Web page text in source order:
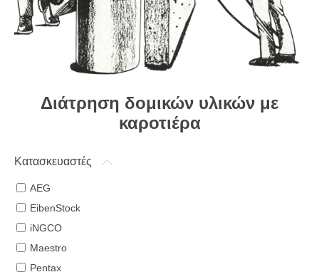
Διάτρηση δομικών υλικών με
καροτιέρα
Κατασκευαστές
AEG
EibenStock
iNGCO
Maestro
Pentax